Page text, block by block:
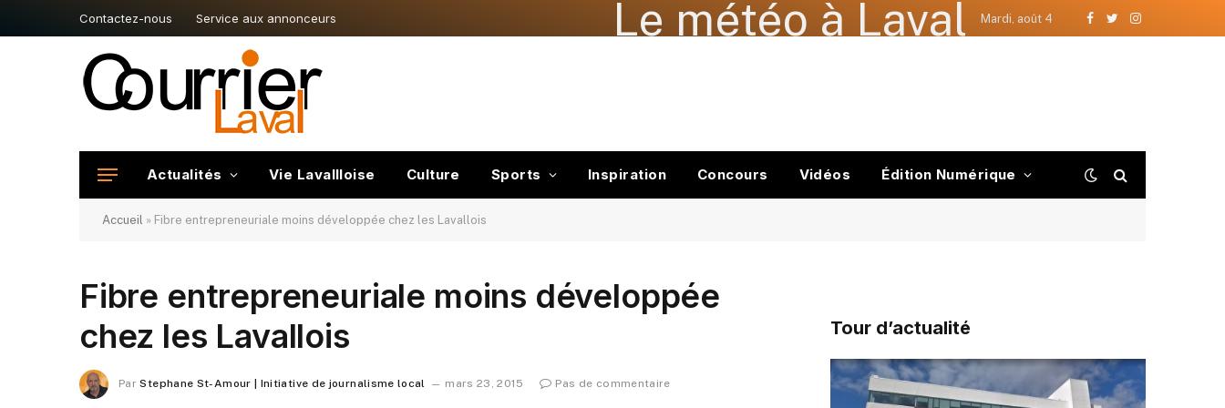
Contactez-nous Service aux annonceurs Le météo à Laval Mardi, août 4
Facebook
TwitterInstagram
Actualités Vie Lavallloise Culture Sports Inspiration Concours Vidéos Édition Numérique
Accueil » Fibre entrepreneuriale moins développée chez les Lavallois
Fibre entrepreneuriale moins développée
chez les Lavallois
Par Stephane St-Amour | Initiative de journalisme local mars 23, 2015 Pas de commentaire
Tour d’actualité